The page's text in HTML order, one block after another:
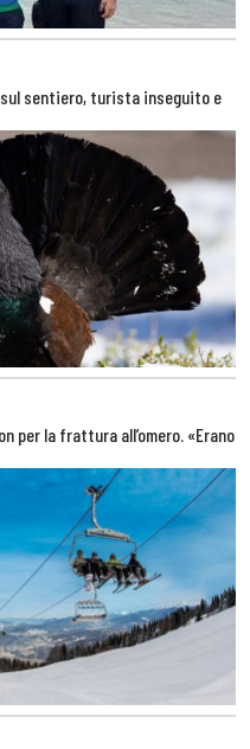
sul sentiero, turista inseguito e
per la frattura all’omero. «Erano